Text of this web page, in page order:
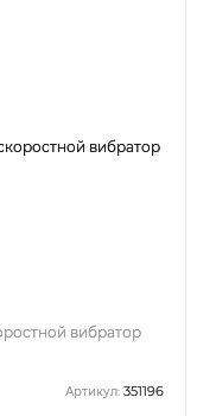
вибратор
Артикул: 351196